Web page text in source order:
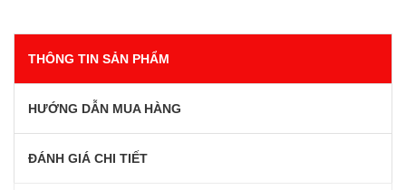
THÔNG TIN SẢN PHẨM
HƯỚNG DẪN MUA HÀNG
ĐÁNH GIÁ CHI TIẾT